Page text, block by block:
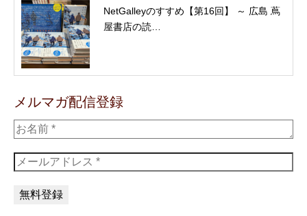
NetGalleyのすすめ【第16回】 ～ 広島 蔦
屋書店の読…
メルマガ配信登録